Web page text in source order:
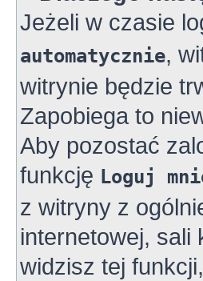
Jeżeli w czasie
automatycznie,
witrynie będzie
Zapobiega to
Aby pozostać
funkcję Loguj
z witryny z
internetowej, sali
widzisz tej